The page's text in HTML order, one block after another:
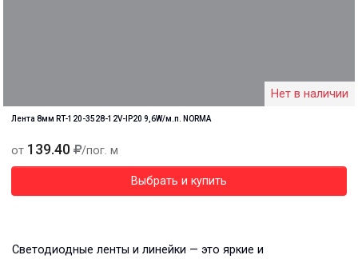
Нет в наличии
Лента 8мм RT-120-3528-12V-IP20 9,6W/м.п. NORMA
от 139.40 /пог. м
Выбрать и купить
Светодиодные ленты и линейки — это яркие и